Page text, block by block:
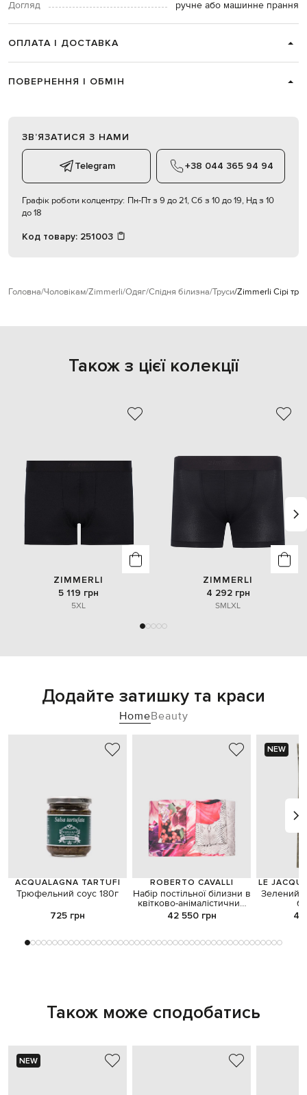
Догляд ручне або машинне прання
ОПЛАТА І ДОСТАВКА
ПОВЕРНЕННЯ І ОБМІН
ЗВʼЯЗАТИСЯ З НАМИ
Telegram +38 044 365 94 94
Графік роботи колцентру: Пн-Пт з 9 до 21, Сб з 10 до 19, Нд з 10
до 18
Код товару: 251003
Головна Чоловікам Zimmerli Одяг Спідня білизна Труси Zimmerli Сірі
Також з цієї колекції
ZIMMERLI
5 119 грн
5XL
ZIMMERLI
4 292 грн
SMLXL
Додайте затишку та краси
HomeBeauty
ACQUALAGNA TARTUFI
Трюфельний соус 180г
725 грн
ROBERTO CAVALLI
Набір постільної білизни в
квітково-анімалістичний
принт
42 550 грн
NEW
LE
Зелений
4
Також може сподобатись
NEW